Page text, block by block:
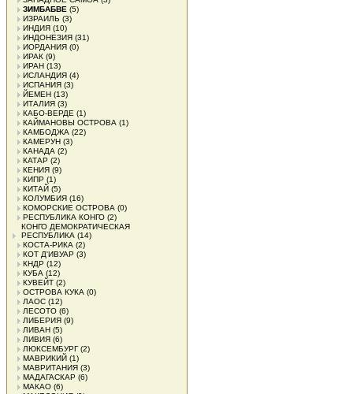
ЗИМБАБВЕ (5)
ИЗРАИЛЬ (3)
ИНДИЯ (10)
ИНДОНЕЗИЯ (31)
ИОРДАНИЯ (0)
ИРАК (9)
ИРАН (13)
ИСЛАНДИЯ (4)
ИСПАНИЯ (3)
ЙЕМЕН (13)
ИТАЛИЯ (3)
КАБО-ВЕРДЕ (1)
КАЙМАНОВЫ ОСТРОВА (1)
КАМБОДЖА (22)
КАМЕРУН (3)
КАНАДА (2)
КАТАР (2)
КЕНИЯ (9)
КИПР (1)
КИТАЙ (5)
КОЛУМБИЯ (16)
КОМОРСКИЕ ОСТРОВА (0)
РЕСПУБЛИКА КОНГО (2)
КОНГО ДЕМОКРАТИЧЕСКАЯ
РЕСПУБЛИКА (14)
КОСТА-РИКА (2)
КОТ Д'ИВУАР (3)
КНДР (12)
КУБА (12)
КУВЕЙТ (2)
ОСТРОВА КУКА (0)
ЛАОС (12)
ЛЕСОТО (6)
ЛИБЕРИЯ (9)
ЛИВАН (5)
ЛИВИЯ (6)
ЛЮКСЕМБУРГ(2)
МАВРИКИЙ (1)
МАВРИТАНИЯ (3)
МАДАГАСКАР (6)
МАКАО (6)